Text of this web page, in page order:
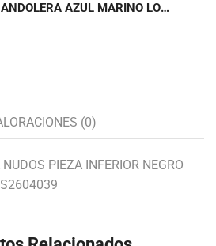
BOLSO BANDOLERA AZUL MARINO LOGOTIPADO TOMMY HILFIGER AW0AW18997
(0)
PIEZA INFERIOR NEGRO